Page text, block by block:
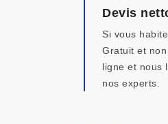
Devis
Si vous
Gratuit et
ligne et nous
nos experts.